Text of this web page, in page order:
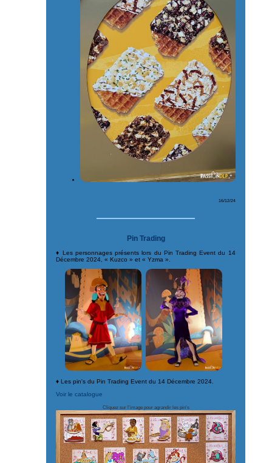
16/12/24
Pin Trading
♦ Les personnages présents lors du Pin Trading Event du 14
Décembre 2024, « Kuzco » et « Yzma ».
♦ Les pin's du Pin Trading Event du 14 Décembre 2024.
Voir le catalogue
Cliquez sur l'image pour agrandir les pin's